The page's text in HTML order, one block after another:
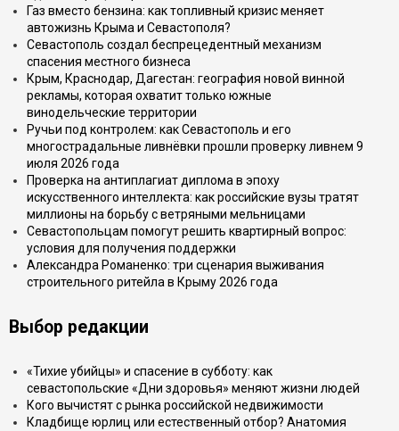
Газ вместо бензина: как топливный кризис меняет
автожизнь Крыма и Севастополя?
Севастополь создал беспрецедентный механизм
спасения местного бизнеса
Крым, Краснодар, Дагестан: география новой винной
рекламы, которая охватит только южные
винодельческие территории
Ручьи под контролем: как Севастополь и его
многострадальные ливнёвки прошли проверку ливнем 9
июля 2026 года
Проверка на антиплагиат диплома в эпоху
искусственного интеллекта: как российские вузы тратят
миллионы на борьбу с ветряными мельницами
Севастопольцам помогут решить квартирный вопрос:
условия для получения поддержки
Александра Романенко: три сценария выживания
строительного ритейла в Крыму 2026 года
Выбор редакции
«Тихие убийцы» и спасение в субботу: как
севастопольские «Дни здоровья» меняют жизни людей
Кого вычистят с рынка российской недвижимости
Кладбище юрлиц или естественный отбор? Анатомия